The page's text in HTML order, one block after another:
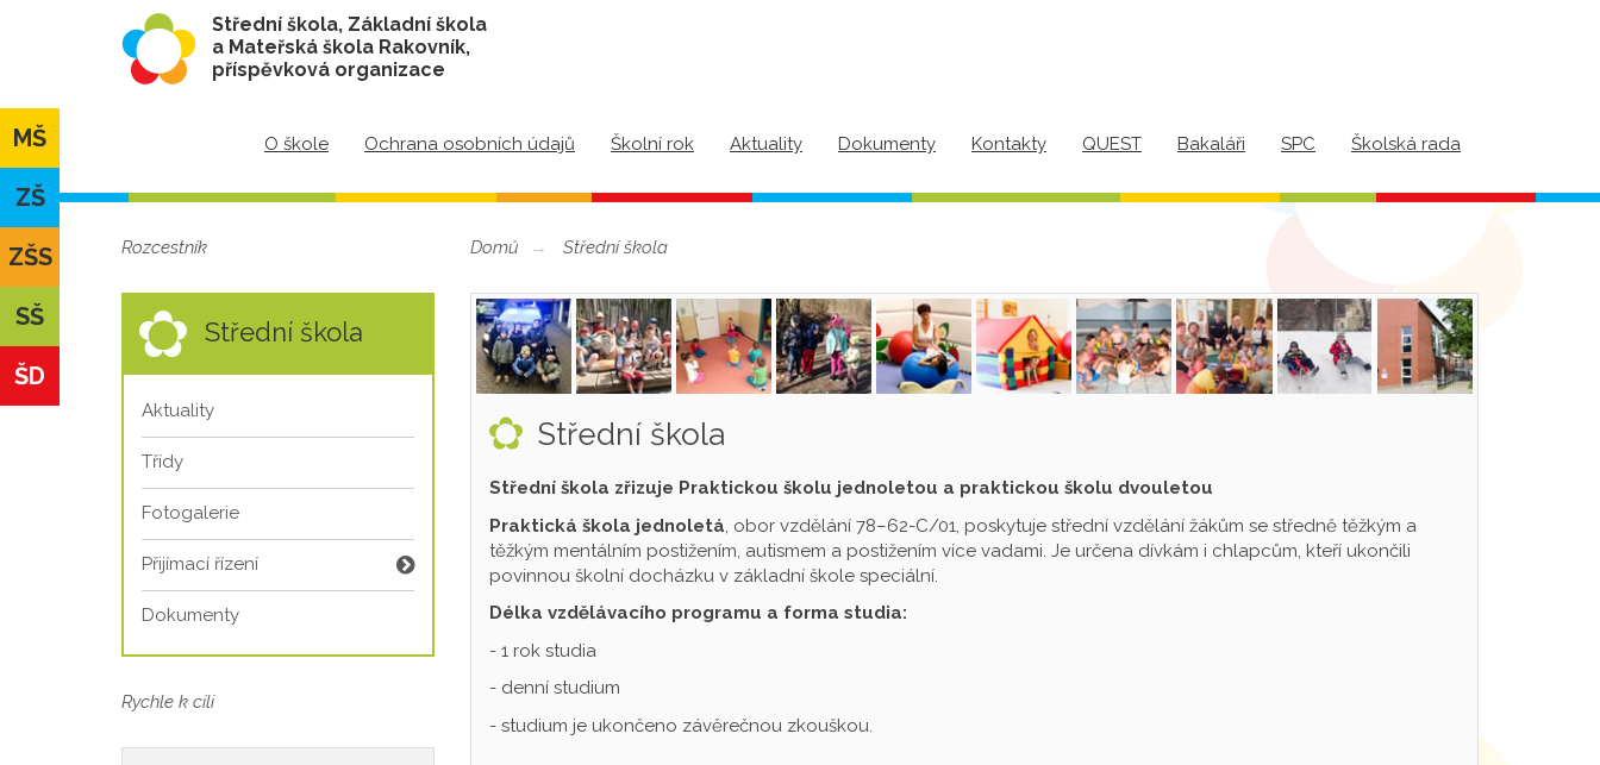
Střední škola, Základní škola
a Mateřská škola Rakovník,
příspěvková organizace
O škole Ochrana osobních údajů Školní rok Aktuality Dokumenty Kontakty QUEST Bakaláři SPC Školská rada
MŠ
ZŠ
ZŠS
SŠ
ŠD
Rozcestník
Střední škola
Aktuality
Třídy
Fotogalerie
Přijímací řízení
Dokumenty
Rychle k cíli
Domů Střední škola
Střední škola
Střední škola zřizuje Praktickou školu jednoletou a praktickou školu dvouletou
Praktická škola jednoletá, obor vzdělání 78–62-C/01, poskytuje střední vzdělání žákům se středně těžkým a
těžkým mentálním postižením, autismem a postižením více vadami. Je určena dívkám i chlapcům, kteří ukončili
povinnou školní docházku v základní škole speciální.
Délka vzdělávacího programu a forma studia:
- 1 rok studia
- denní studium
- studium je ukončeno závěrečnou zkouškou.